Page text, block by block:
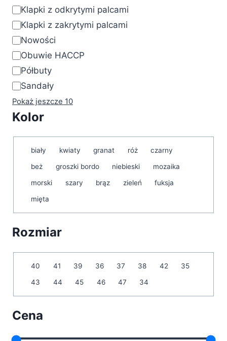
Klapki z odkrytymi palcami
Klapki z zakrytymi palcami
Nowości
Obuwie HACCP
Półbuty
Sandały
Pokaż jeszcze 10
Kolor
Kolor
biały kwiaty granat róż
czarny
beż
groszki bordo niebieski
mozaika
morski
szary brąz zieleń
fuksja
mięta
Rozmiar
Rozmiar
40 41 39 36 37 38 42
35
43
44 45 46 47 34
Cena